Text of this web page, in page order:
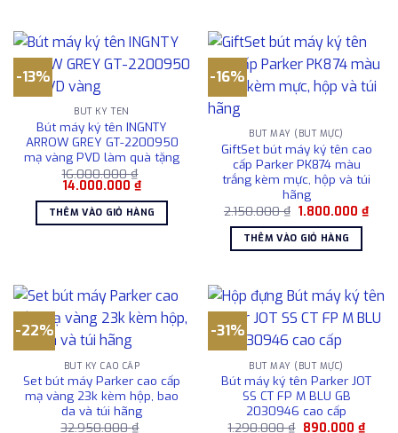
-13%
BÚT KÝ TÊN
Bút máy ký tên INGNTY
ARROW GREY GT-2200950
mạ vàng PVD làm quà tặng
16.000.000₫
Giá
là:
16.000.000 ₫.
14.000.000 ₫Giá
hiện
tại
là:
14.000.000 ₫.
THÊM VÀO GIỎ HÀNG
-16%
BÚT MÁY (BÚT MỰC)
GiftSet bút máy ký tên cao
cấp Parker PK874 màu
trắng kèm mực, hộp và túi
hãng
2.150.000₫ Giá
là:
2.150.000 ₫.
1.800.000₫Giá
hiện
THÊM VÀO GIỎ HÀNG
-22%
BÚT KÝ CAO CẤP
Set bút máy Parker cao cấp
mạ vàng 23k kèm hộp, bao
da và túi hãng
32.950.000₫
-31%
BÚT MÁY (BÚT MỰC)
Bút máy ký tên Parker JOT
SS CT FP M BLU GB
2030946 cao cấp
1.290.000₫ Giá
890.000 ₫Giá